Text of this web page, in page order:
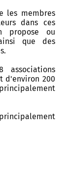
les membres
dans ces
propose ou
que des
associations
d'environ 200